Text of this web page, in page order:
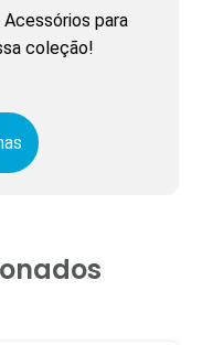
para
coleção!